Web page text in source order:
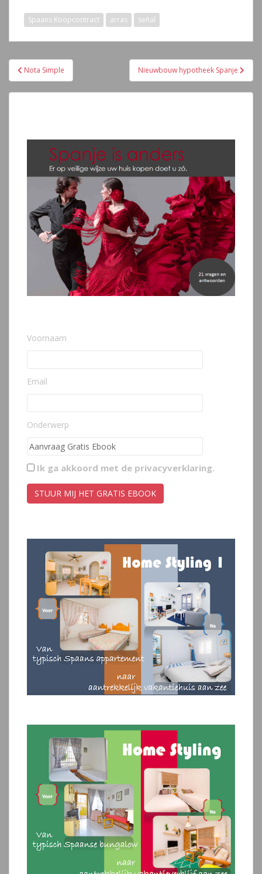
Spaans Koopcontract arras señal
Navegación
de
entradas
Nota Simple Nieuwbouw hypotheek Spanje
Voornaam
Email
Onderwerp
Ik ga akkoord met de privacyverklaring.